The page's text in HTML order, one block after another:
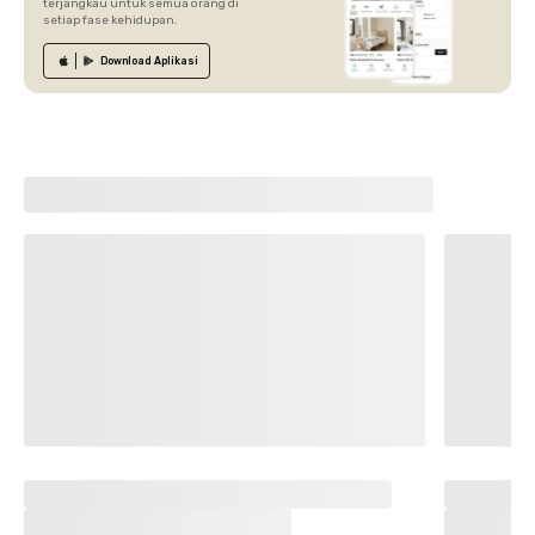
terjangkau untuk semua orang di
setiap fase kehidupan.
Download Aplikasi